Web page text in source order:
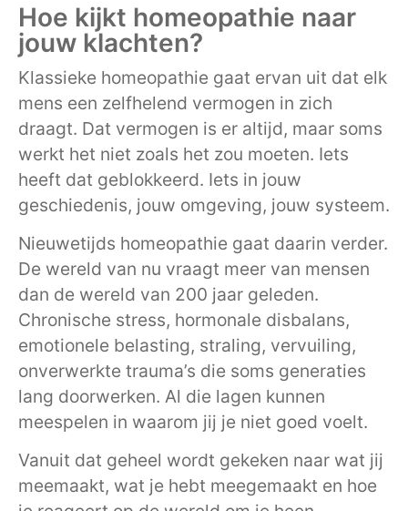
Hoe kijkt homeopathie naar
jouw klachten?
Klassieke homeopathie gaat ervan uit dat elk
mens een zelfhelend vermogen in zich
draagt. Dat vermogen is er altijd, maar soms
werkt het niet zoals het zou moeten. Iets
heeft dat geblokkeerd. Iets in jouw
geschiedenis, jouw omgeving, jouw systeem.
Nieuwetijds homeopathie gaat daarin verder.
De wereld van nu vraagt meer van mensen
dan de wereld van 200 jaar geleden.
Chronische stress, hormonale disbalans,
emotionele belasting, straling, vervuiling,
onverwerkte trauma’s die soms generaties
lang doorwerken. Al die lagen kunnen
meespelen in waarom jij je niet goed voelt.
Vanuit dat geheel wordt gekeken naar wat jij
meemaakt, wat je hebt meegemaakt en hoe